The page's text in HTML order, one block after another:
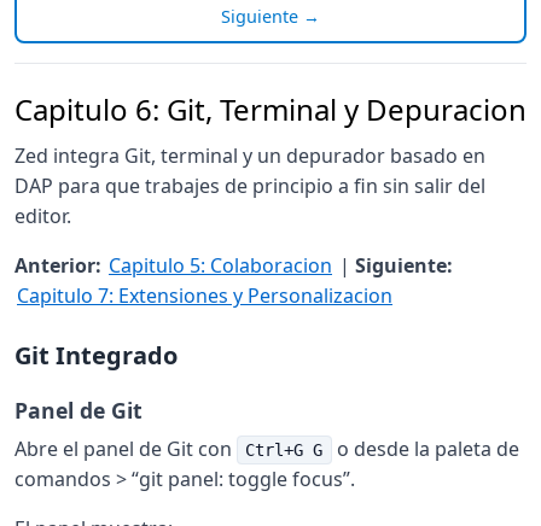
Siguiente →
Capitulo 6: Git, Terminal y Depuracion
Zed integra Git, terminal y un depurador basado en
DAP para que trabajes de principio a fin sin salir del
editor.
Anterior: Capitulo 5: Colaboracion | Siguiente:
Capitulo 7: Extensiones y Personalizacion
Git Integrado
Panel de Git
Abre el panel de Git con Ctrl+G G
o desde la paleta de
comandos > “git panel: toggle focus”.